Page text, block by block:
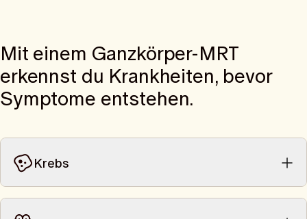
Mit einem Ganzkörper-MRT
erkennst du Krankheiten, bevor
Krebs